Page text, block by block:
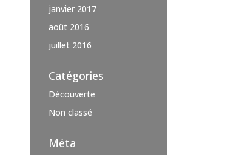
janvier 2017
août 2016
juillet 2016
Catégories
Découverte
Non classé
Méta